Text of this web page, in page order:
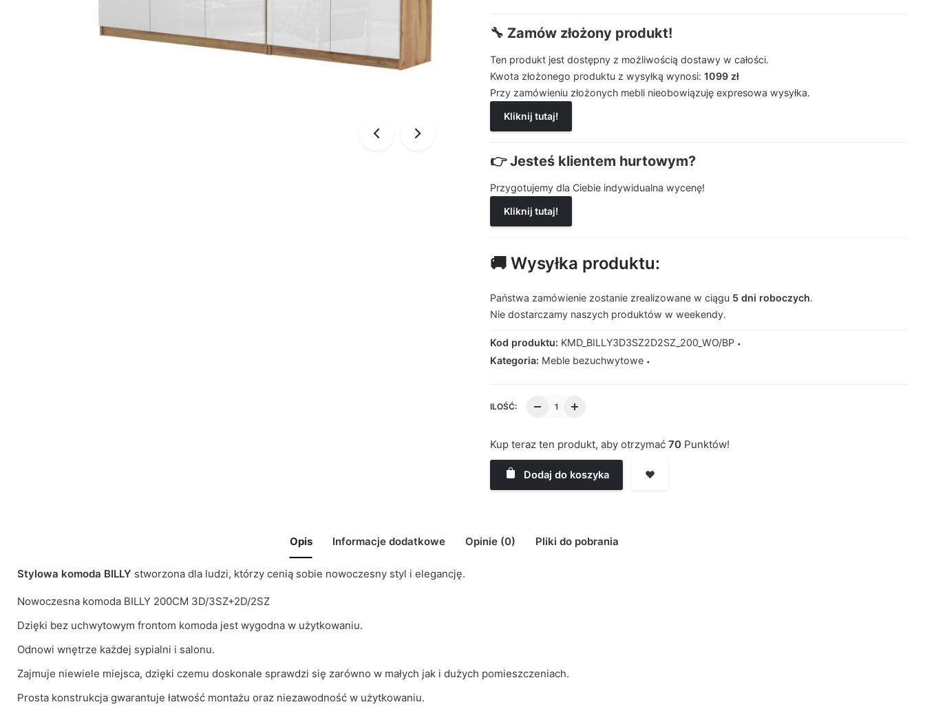
🔧 Zamów złożony produkt!
Ten produkt jest dostępny z możliwością dostawy w całości.
Kwota złożonego produktu z wysyłką wynosi: 1099 zł
Przy zamówieniu złożonych mebli nieobowiązuję expresowa wysyłka.
Kliknij tutaj!
👉 Jesteś klientem hurtowym?
Przygotujemy dla Ciebie indywidualna wycenę!
Kliknij tutaj!
🚚 Wysyłka produktu:
Państwa zamówienie zostanie zrealizowane w ciągu 5 dni roboczych.
Nie dostarczamy naszych produktów w weekendy.
Kod produktu: KMD_BILLY3D3SZ2D2SZ_200_WO/BP
Kategoria: Meble bezuchwytowe
ILOŚĆ:
Kup teraz ten produkt, aby otrzymać 70 Punktów!
Dodaj do koszyka ❤️
Opis Informacje dodatkowe Opinie (0) Pliki do pobrania
Stylowa komoda BILLY stworzona dla ludzi, którzy cenią sobie nowoczesny styl i elegancję.
Nowoczesna komoda BILLY 200CM 3D/3SZ+2D/2SZ
Dzięki bez uchwytowym frontom komoda jest wygodna w użytkowaniu.
Odnowi wnętrze każdej sypialni i salonu.
Zajmuje niewiele miejsca, dzięki czemu doskonale sprawdzi się zarówno w małych jak i dużych pomieszczeniach.
Prosta konstrukcja gwarantuje łatwość montażu oraz niezawodność w użytkowaniu.
Kolor Korpus Wotan
Kolor Frontu
🙁 Nie ma jeszcze opinii o tym produkcie..
Only logged in customers who have purchased this product may leave a review.